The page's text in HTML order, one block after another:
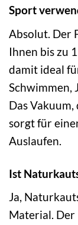
Sport
Absolut. Der
Ihnen bis zu
damit ideal
Schwimmen,
Das
sorgt für
Auslaufen.
Ist
Ja,
Material. Der